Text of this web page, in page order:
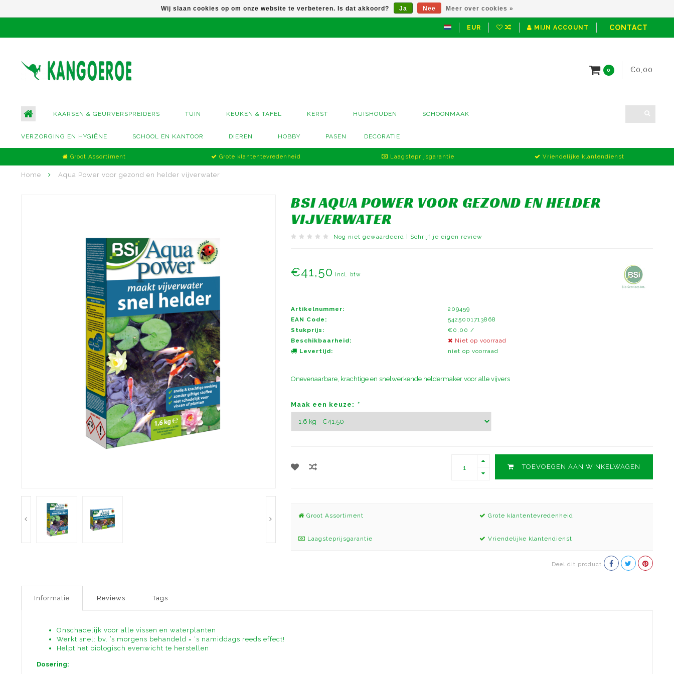
EUR MIJN ACCOUNT CONTACT
0 €0,00
KAARSEN & GEURVERSPREIDERS TUIN KEUKEN & TAFEL KERST HUISHOUDEN SCHOONMAAK
VERZORGING EN HYGIËNE SCHOOL EN KANTOOR DIEREN HOBBY PASEN DECORATIE
Groot Assortiment Grote klantentevredenheid Laagsteprijsgarantie Vriendelijke klantendienst
Home Aqua Power voor gezond en helder vijverwater
BSI AQUA POWER VOOR GEZOND EN HELDER
VIJVERWATER
Nog niet gewaardeerd Schrijf je eigen review
€41,50 Incl. btw
Artikelnummer:
209459
EAN Code:
5425001713868
Stukprijs:
€0,00 /
Beschikbaarheid:
Niet op voorraad
Levertijd:
niet op voorraad
Onevenaarbare, krachtige en snelwerkende heldermaker voor alle vijvers
Maak een keuze: *
TOEVOEGEN AAN WINKELWAGEN
Groot Assortiment Grote klantentevredenheid
Laagsteprijsgarantie Vriendelijke klantendienst
Deel dit product
Informatie Reviews Tags
Onschadelijk voor alle vissen en waterplanten
Werkt snel: bv. ’s morgens behandeld = ‘s namiddags reeds effect!
Helpt het biologisch evenwicht te herstellen
Dosering:
Wij slaan cookies op om onze website te verbeteren. Is dat akkoord? Ja Nee Meer over cookies »